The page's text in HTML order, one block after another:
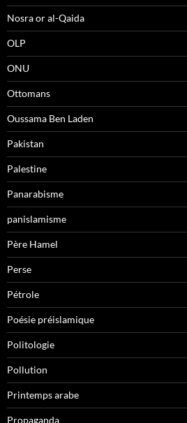
Nosra or al-Qaida
OLP
ONU
Ottomans
Oussama Ben Laden
Pakistan
Palestine
Panarabisme
panislamisme
Père Hamel
Perse
Pétrole
Poésie préislamique
Politologie
Pollution
Printemps arabe
Propaganda